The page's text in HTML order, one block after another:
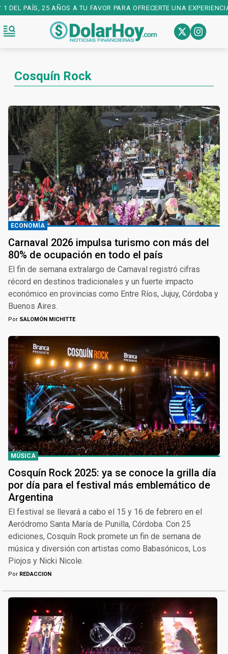
PAÍS, 25 AÑOS A TU FAVOR PARA OFRECERTE UNA EXPERIENCIA
Cosquín Rock
ECONOMÍA
Carnaval 2026 impulsa turismo con más del
80% de ocupación en todo el país
El fin de semana extralargo de Carnaval registró cifras
récord en destinos tradicionales y un fuerte impacto
económico en provincias como Entre Ríos, Jujuy, Córdoba y
Buenos Aires.
Por SALOMÓN MICHITTE
MÚSICA
Cosquín Rock 2025: ya se conoce la grilla día
por día para el festival más emblemático de
Argentina
El festival se llevará a cabo el 15 y 16 de febrero en el
Aeródromo Santa María de Punilla, Córdoba. Con 25
ediciones, Cosquín Rock promete un fin de semana de
música y diversión con artistas como Babasónicos, Los
Piojos y Nicki Nicole.
Por REDACCION